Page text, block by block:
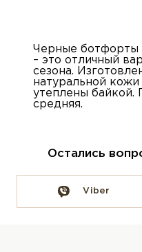
Черные ботфорты
– это отличный
сезона.
натуральной кожи
утеплены байкой.
средняя.
Остались
Viber